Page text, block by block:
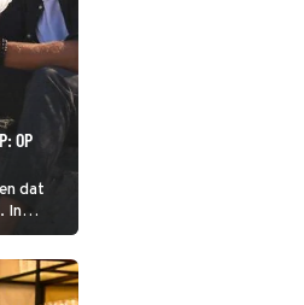
OP
dat
In
vier